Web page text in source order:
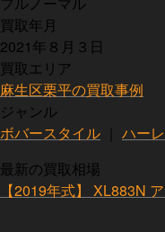
買取年月
2021年８月３日
買取エリア
麻生区栗平の買取事例
ジャンル
ボバースタイル
ハー
最新の買取相場
【2019年式】 XL883N